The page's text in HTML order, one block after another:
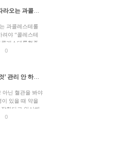
무서운 병이 뒤따라오는 과콜레스테롤혈증
과콜레스테롤
려야 “콜레스테
레스테롤혈증
까 만만하게 보
무서운 병입니
히들 높을 고
롤혈증이라고 말
의미를 좀 더
다고 생각해서
0
혈당만 보고 ‘이것’ 관리 안 하면 심각한 문제
아닌 혈관을 봐야
이 있을 때 약을
한다고 안심해
아닙니다.” 혈당
0